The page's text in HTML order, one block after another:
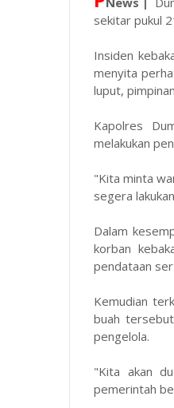
sekitar pukul
Insiden
menyita
luput,
Kapolres
melakukan
"Kita minta
segera
Dalam
korban
pendataan
Kemudian
buah
pengelola.
"Kita akan
pemerintah